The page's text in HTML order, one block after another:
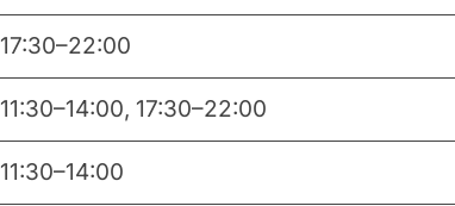
17:30–22:00
11:30–14:00, 17:30–22:00
11:30–14:00